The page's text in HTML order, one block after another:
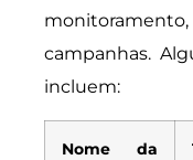
campanhas.
incluem:
Nome da